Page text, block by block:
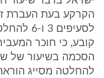
הקרקע בעת העברת
קובע, כי חוכר
להחלטה מסייג